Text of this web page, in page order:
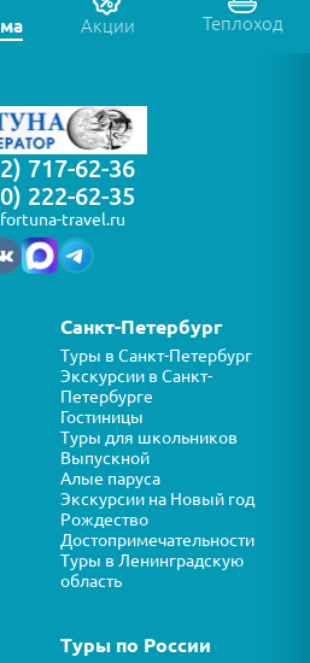
Акции Теплоход
717-62-36
222-62-35
travel.ru
Санкт-Петербург
Туры в Санкт-Петербург
Экскурсии в Санкт-
Петербурге
Гостиницы
Туры для школьников
Выпускной
Алые паруса
Экскурсии на Новый год
Рождество
Достопримечательности
Туры в Ленинградскую
область
Туры по России